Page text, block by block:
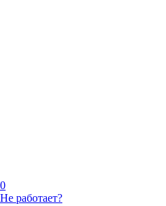
0
Не работает?